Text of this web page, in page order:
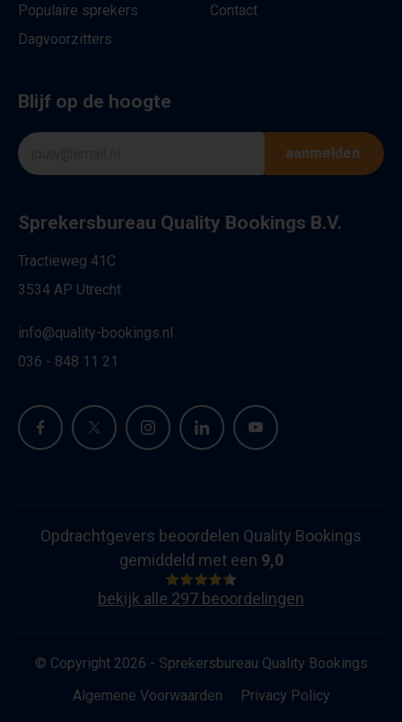
Populaire sprekers
Dagvoorzitters
Contact
Blijf op de hoogte
aanmelden
Sprekersbureau Quality Bookings B.V.
Tractieweg 41C
3534 AP Utrecht
info@quality-bookings.nl
036 - 848 11 21
Opdrachtgevers beoordelen Quality Bookings
gemiddeld met een 9,0
bekijk alle 297 beoordelingen
© Copyright 2026 - Sprekersbureau Quality Bookings
Algemene Voorwaarden
Privacy Policy